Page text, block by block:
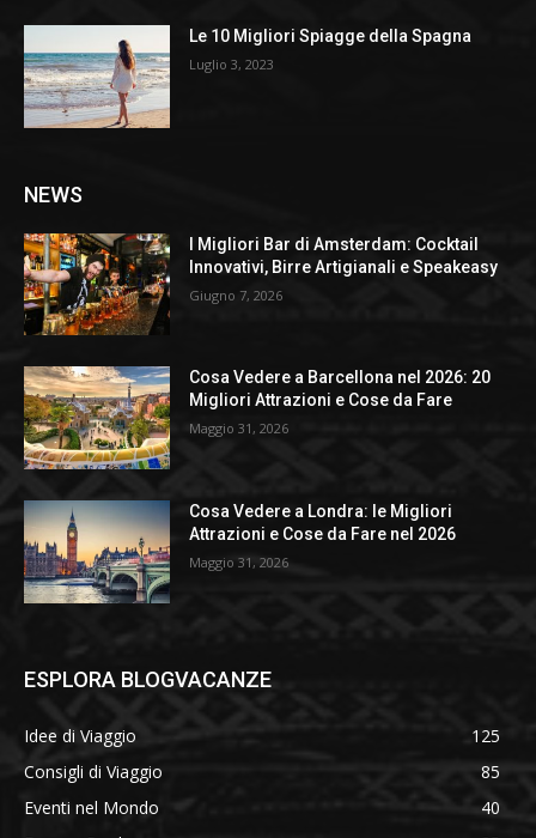
Le 10 Migliori Spiagge della Spagna
Luglio 3, 2023
NEWS
I Migliori Bar di Amsterdam: Cocktail
Innovativi, Birre Artigianali e Speakeasy
Giugno 7, 2026
Cosa Vedere a Barcellona nel 2026: 20
Migliori Attrazioni e Cose da Fare
Maggio 31, 2026
Cosa Vedere a Londra: le Migliori
Attrazioni e Cose da Fare nel 2026
Maggio 31, 2026
ESPLORA BLOGVACANZE
Idee di Viaggio
125
Consigli di Viaggio
85
Eventi nel Mondo
40